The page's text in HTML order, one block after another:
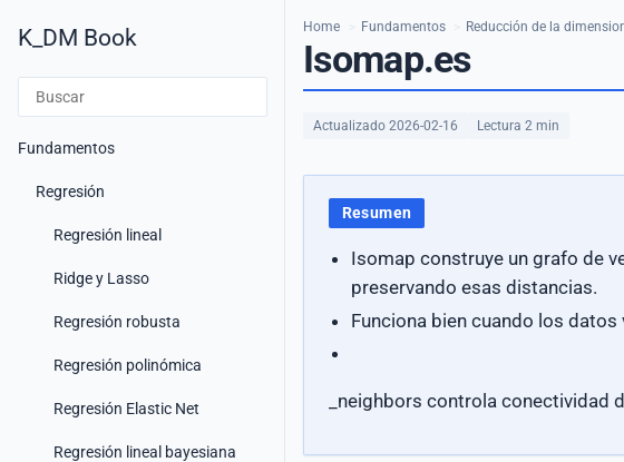
K_DM Book
Fundamentos
Regresión
Regresión lineal
Ridge y Lasso
Regresión robusta
Regresión polinómica
Regresión Elastic Net
Regresión lineal bayesiana
Home Fundamentos Reducción de la
Isomap.es
Actualizado 2026-02-16 Lectura 2 min
Resumen
Isomap construye un grafo de
preservando esas distancias.
Funciona bien cuando los
_neighbors controla conectividad